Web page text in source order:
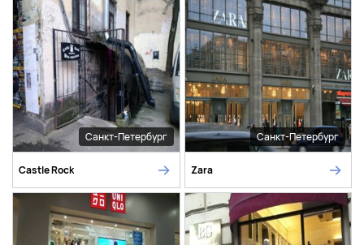
Санкт-Петербург
Castle Rock
Санкт-Петербург
Zara